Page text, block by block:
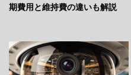
期費用と維持費の違いも解説